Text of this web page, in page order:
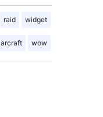
raid widget
wow